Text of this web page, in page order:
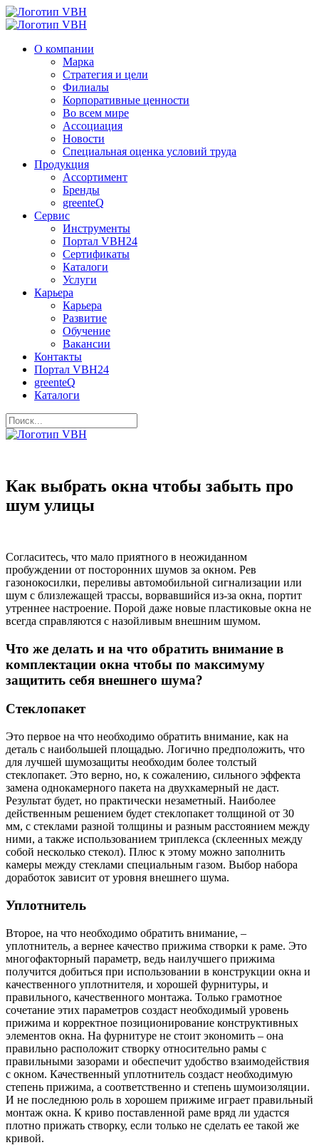
О компании
Марка
Стратегия и цели
Филиалы
Корпоративные ценности
Во всем мире
Ассоциация
Новости
Специальная оценка условий труда
Продукция
Ассортимент
Бренды
greenteQ
Сервис
Инструменты
Портал VBH24
Сертификаты
Каталоги
Услуги
Карьера
Карьера
Развитие
Обучение
Вакансии
Контакты
Портал VBH24
greenteQ
Каталоги
Как выбрать окна чтобы забыть про
шум улицы
Согласитесь, что мало приятного в неожиданном
пробуждении от посторонних шумов за окном. Рев
газонокосилки, переливы автомобильной сигнализации или
шум с близлежащей трассы, ворвавшийся из-за окна, портит
утреннее настроение. Порой даже новые пластиковые окна не
всегда справляются с назойливым внешним шумом.
Что же делать и на что обратить внимание в
комплектации окна чтобы по максимуму
защитить себя внешнего шума?
Стеклопакет
Это первое на что необходимо обратить внимание, как на
деталь с наибольшей площадью. Логично предположить, что
для лучшей шумозащиты необходим более толстый
стеклопакет. Это верно, но, к сожалению, сильного эффекта
замена однокамерного пакета на двухкамерный не даст.
Результат будет, но практически незаметный. Наиболее
действенным решением будет стеклопакет толщиной от 30
мм, с стеклами разной толщины и разным расстоянием между
ними, а также использованием триплекса (склеенных между
собой несколько стекол). Плюс к этому можно заполнить
камеры между стеклами специальным газом. Выбор набора
доработок зависит от уровня внешнего шума.
Уплотнитель
Второе, на что необходимо обратить внимание, –
уплотнитель, а вернее качество прижима створки к раме. Это
многофакторный параметр, ведь наилучшего прижима
получится добиться при использовании в конструкции окна и
качественного уплотнителя, и хорошей фурнитуры, и
правильного, качественного монтажа. Только грамотное
сочетание этих параметров создаст необходимый уровень
прижима и корректное позиционирование конструктивных
элементов окна. На фурнитуре не стоит экономить – она
правильно расположит створку относительно рамы с
правильными зазорами и обеспечит удобство взаимодействия
с окном. Качественный уплотнитель создаст необходимую
степень прижима, а соответственно и степень шумоизоляции.
И не последнюю роль в хорошем прижиме играет правильный
монтаж окна. К криво поставленной раме вряд ли удастся
плотно прижать створку, если только не сделать ее такой же
кривой.